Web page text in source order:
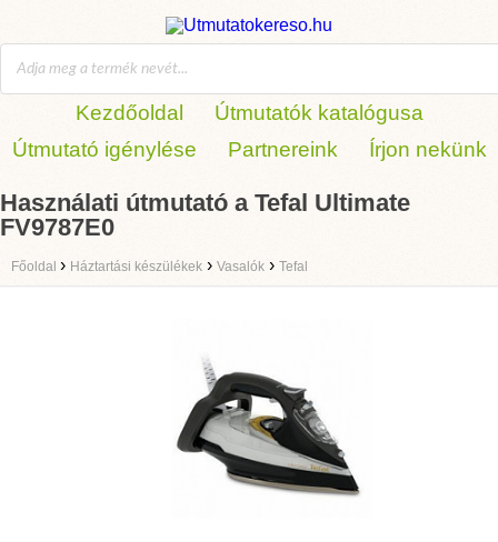
Kezdőoldal
Útmutatók katalógusa
Útmutató igénylése
Partnereink Írjon nekünk
Használati útmutató a Tefal Ultimate
FV9787E0
Főoldal › Háztartási készülékek › Vasalók › Tefal